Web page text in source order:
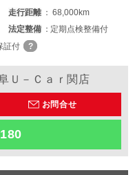
走行距離
68,000km
法定整備
定期点検整備付
証付
Ｕ－Ｃａｒ関店
お問合せ